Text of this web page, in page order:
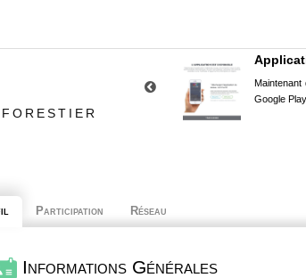
Maintenant
Google
Participation Réseau
Informations Générales